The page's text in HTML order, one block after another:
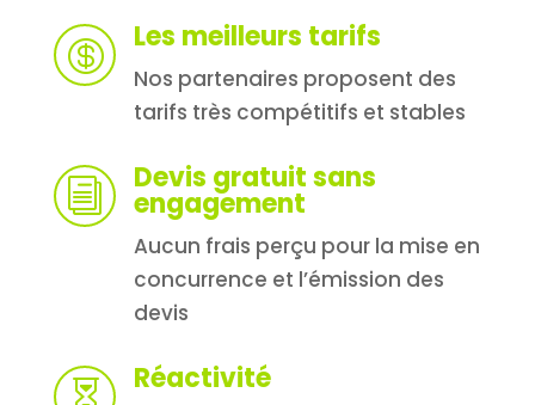
 Les meilleurs tarifs
Nos partenaires proposent des
tarifs très compétitifs et stables
i Devis gratuit sans
engagement
Aucun frais perçu pour la mise en
concurrence et l’émission des
devis
 Réactivité